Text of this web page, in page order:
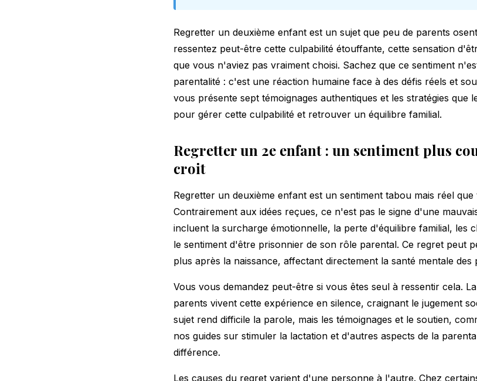
Regretter un deuxième enfant est un sujet que peu de parents
ressentez peut-être cette culpabilité étouffante, cette sensation
que vous n'aviez pas vraiment choisi. Sachez que ce sentiment
parentalité : c'est une réaction humaine face à des défis réels et
vous présente sept témoignages authentiques et les stratégies que
pour gérer cette culpabilité et retrouver un équilibre familial.
Regretter un 2e enfant : un sentiment plus
croit
Regretter un deuxième enfant est un sentiment tabou mais réel
Contrairement aux idées reçues, ce n'est pas le signe d'une
incluent la surcharge émotionnelle, la perte d'équilibre familial, les
le sentiment d'être prisonnier de son rôle parental. Ce regret peut
plus après la naissance, affectant directement la santé mentale des
Vous vous demandez peut-être si vous êtes seul à ressentir cela.
parents vivent cette expérience en silence, craignant le jugement
sujet rend difficile la parole, mais les témoignages et le soutien,
nos guides sur stimuler la lactation et d'autres aspects de la
différence.
Les causes du regret varient d'une personne à l'autre. Chez